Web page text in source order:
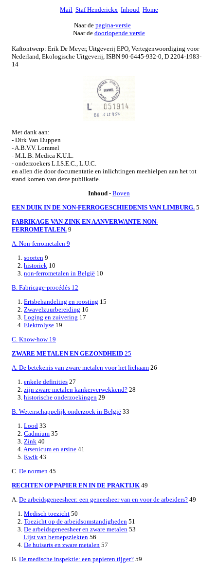
Mail Staf Henderickx Inhoud Home
Naar de pagina-versie
Naar de doorlopende versie
Kaftontwerp: Erik De Meyer, Uitgeverij EPO, Vertegenwoordiging voor
Nederland, Ekologische Uitgeverij, ISBN 90-6445-932-0, D 2204-1983-
14
Met dank aan:
- Dirk Van Duppen
- A.B.V.V. Lommel
- M.L.B. Medica K.U.L.
- onderzoekers L.I.S.E.C., L.U.C.
en allen die door documentatie en inlichtingen meehielpen aan het tot
stand komen van deze publikatie.
Inhoud - Boven
EEN DUIK IN DE NON-FERROGESCHIEDENIS VAN LIMBURG. 5
FABRIKAGE VAN ZINK EN AANVERWANTE NON-
FERROMETALEN. 9
A. Non-ferrometalen 9
1. soorten 9
2. historiek 10
3. non-ferrometalen in België 10
B. Fabricage-procédés 12
1. Ertsbehandeling en roosting 15
2. Zwavelzuurbereiding 16
3. Loging en zuivering 17
4. Elektrolyse 19
C. Know-how 19
ZWARE METALEN EN GEZONDHEID 25
A. De betekenis van zware metalen voor het lichaam 26
1. enkele definities 27
2. zijn zware metalen kankerverwekkend? 28
3. historische onderzoekingen 29
B. Wetenschappelijk onderzoek in België 33
1. Lood 33
2. Cadmium 35
3. Zink 40
4.Arsenicum en arsine 41
5. Kwik 43
C. De normen 45
RECHTEN OP PAPIER EN IN DE PRAKTIJK 49
A. De arbeidsgeneesheer: een geneesheer van en voor de arbeiders? 49
1. Medisch toezicht 50
2. Toezicht op de arbeidsomstandigheden 51
3. De arbeidsgeneesheer en zware metalen 53
Lijst van beroepsziekten 56
4. De huisarts en zware metalen 57
B. De medische inspektie: een papieren tijger? 59